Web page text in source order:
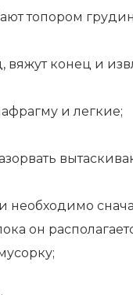
топором
конец и
и легкие;
необходимо
он